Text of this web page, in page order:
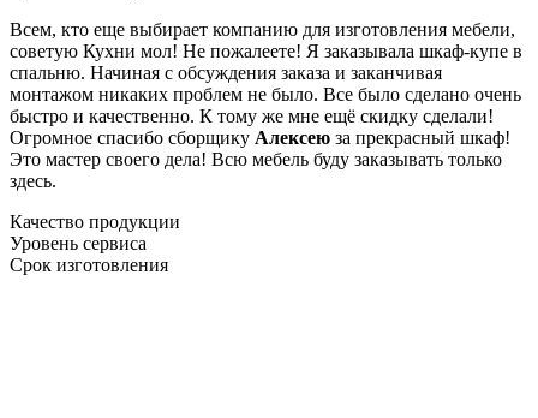
Всем, кто еще выбирает компанию для изготовления мебели,
советую Кухни мол! Не пожалеете! Я заказывала шкаф-купе в
спальню. Начиная с обсуждения заказа и заканчивая
монтажом никаких проблем не было. Все было сделано очень
быстро и качественно. К тому же мне ещё скидку сделали!
Огромное спасибо сборщику Алексею за прекрасный шкаф!
Это мастер своего дела! Всю мебель буду заказывать только
здесь.
Качество продукции
Уровень сервиса
Срок изготовления